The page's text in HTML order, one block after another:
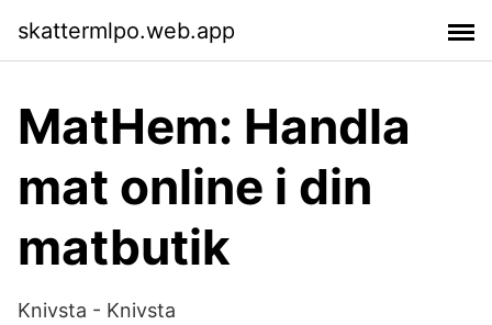
skattermlpo.web.app
MatHem: Handla
mat online i din
matbutik
Knivsta - Knivsta